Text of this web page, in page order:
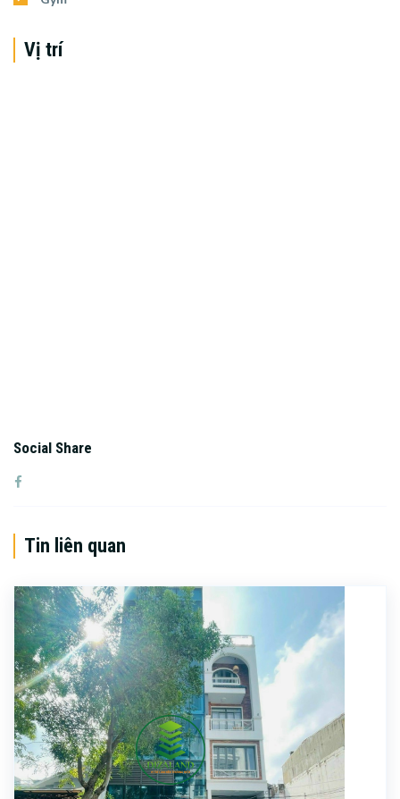
Vị trí
Social Share
Tin liên quan